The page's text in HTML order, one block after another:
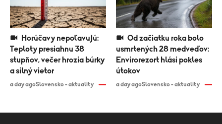
Teploty presiahnu 38
stupňov, večer hrozia búrky
a silný vietor
a day agoSlovensko - aktuality
usmrtených 28 medveďov:
Envirorezort hlási pokles
útokov
a day agoSlovensko - aktuality